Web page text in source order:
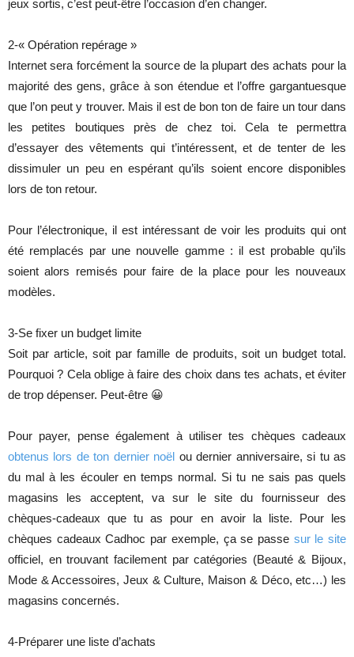
jeux sortis, c’est peut-être l’occasion d’en changer.
2-« Opération repérage »
Internet sera forcément la source de la plupart des achats pour la
majorité des gens, grâce à son étendue et l’offre gargantuesque
que l’on peut y trouver. Mais il est de bon ton de faire un tour dans
les petites boutiques près de chez toi. Cela te permettra
d’essayer des vêtements qui t’intéressent, et de tenter de les
dissimuler un peu en espérant qu’ils soient encore disponibles
lors de ton retour.
Pour l’électronique, il est intéressant de voir les produits qui ont
été remplacés par une nouvelle gamme : il est probable qu’ils
soient alors remisés pour faire de la place pour les nouveaux
modèles.
3-Se fixer un budget limite
Soit par article, soit par famille de produits, soit un budget total.
Pourquoi ? Cela oblige à faire des choix dans tes achats, et éviter
de trop dépenser. Peut-être 😀
Pour payer, pense également à utiliser tes chèques cadeaux
obtenus lors de ton dernier noël ou dernier anniversaire, si tu as
du mal à les écouler en temps normal. Si tu ne sais pas quels
magasins les acceptent, va sur le site du fournisseur des
chèques-cadeaux que tu as pour en avoir la liste. Pour les
chèques cadeaux Cadhoc par exemple, ça se passe sur le site
officiel, en trouvant facilement par catégories (Beauté & Bijoux,
Mode & Accessoires, Jeux & Culture, Maison & Déco, etc…) les
magasins concernés.
4-Préparer une liste d’achats